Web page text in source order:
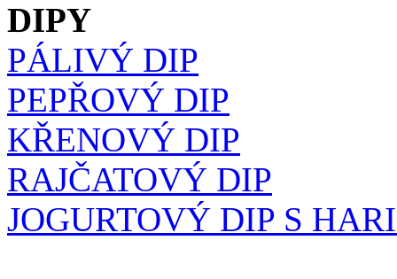
DIPY
PÁLIVÝ DIP
PEPŘOVÝ DIP
KŘENOVÝ DIP
RAJČATOVÝ DIP
JOGURTOVÝ DIP S